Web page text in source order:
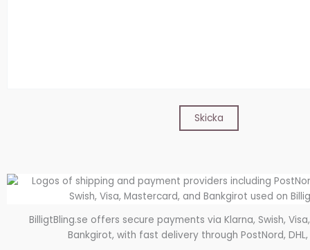
BilligtBling.se offers secure payments via Klarna, Swish,
Bankgirot, with fast delivery through PostNord, DHL,